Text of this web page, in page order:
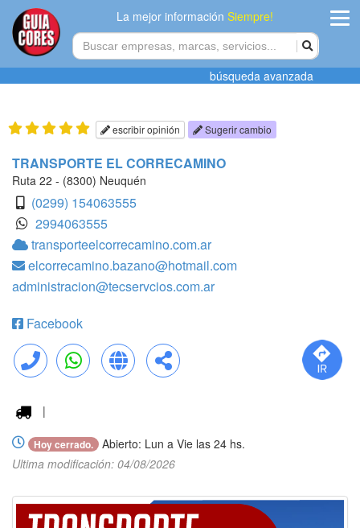
La mejor informaciónSiempre!
Agregar
búsqueda avanzada
escribir opinión Sugerir cambio
TRANSPORTE EL CORRECAMINO
Ruta 22 - (8300) Neuquén
(0299) 154063555
2994063555
transporteelcorrecamino.com.ar
elcorrecamino.bazano@hotmail.com
administracion@tecservcios.com.ar
Facebook
Llamar WhatsApp Web Compartir
|
Hoy cerrado.
Abierto: Lun a Vie las 24 hs.
Ultima modificación: 04/08/2026